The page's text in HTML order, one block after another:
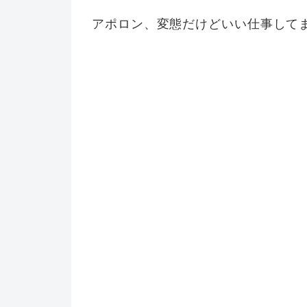
アポロン、変態だけどいい仕事して